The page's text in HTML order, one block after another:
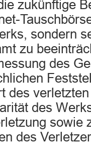
zukünftige
sondern
zu
des
des
des
sowie
des